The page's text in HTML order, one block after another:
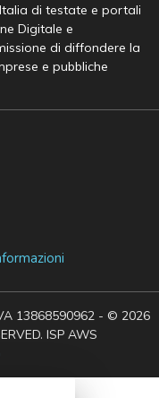
di testate e portali
Digitale e
di diffondere la
e pubbliche
13868590962 - © 2026
ISP AWS